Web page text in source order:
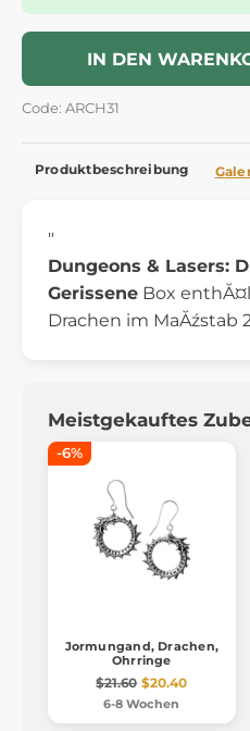
IN DEN
Code: ARCH31
Produktbeschreibung
"
Dungeons & Lasers:
Gerissene Box
Drachen im MaĂźstab
Meistgekauftes
-6%
Jormungand, Drachen,
Ohrringe
$21.60 $20.40
6-8 Wochen